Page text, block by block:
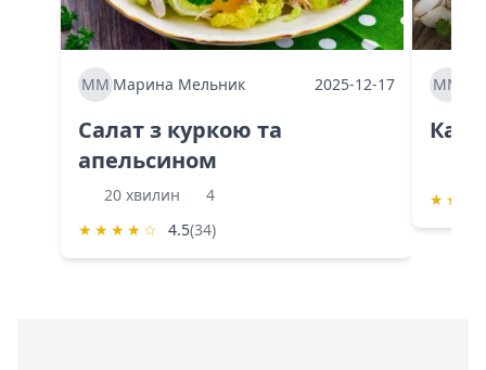
ММ Марина Мельник 2025-12-17
Салат з куркою та
апельсином
20 хвилин
4
★ ★ ★ ★ ☆ 4.5(34)
ММ
★ ★